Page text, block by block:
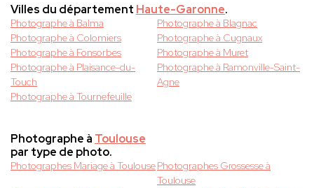
Villes du département Haute-Garonne.
Photographe à Balma
Photographe à Blagnac
Photographe à Colomiers
Photographe à Cugnaux
Photographe à Fonsorbes
Photographe à Muret
Photographe à Plaisance-du-
Touch
Photographe à Ramonville-Saint-
Agne
Photographe à Tournefeuille
Photographe à Toulouse
par type de photo.
Photographes Mariage à ToulousePhotographes Grossesse à
Toulouse